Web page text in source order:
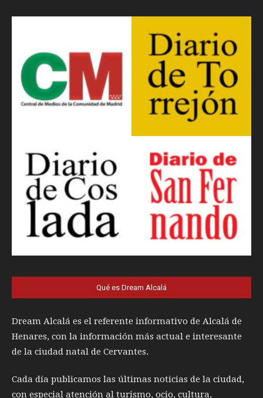
Qué es Dream Alcalá
Dream Alcalá es el referente informativo de Alcalá de
Henares, con la información más actual e interesante
de la ciudad natal de Cervantes.
Cada día publicamos las últimas noticias de la ciudad,
con especial atención al turismo, ocio, cultura,